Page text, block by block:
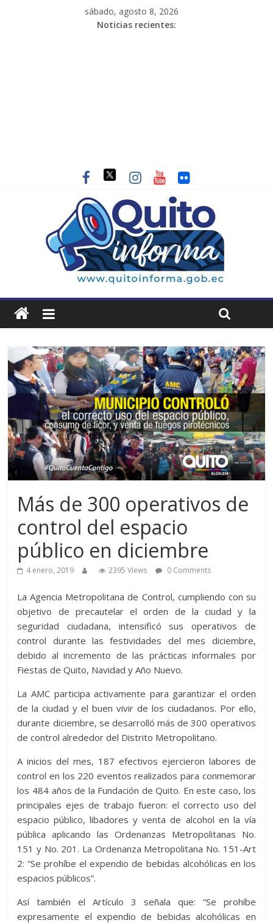
sábado, agosto 8, 2026
Noticias recientes:
Más de 300 operativos de
control del espacio
público en diciembre
4 enero, 2019 2395 Views 0 Comments
La Agencia Metropolitana de Control, cumpliendo con su
objetivo de precautelar el orden de la ciudad y la
seguridad ciudadana, intensificó sus operativos de
control durante las festividades del mes diciembre,
debido al incremento de las prácticas informales por
Fiestas de Quito, Navidad y Año Nuevo.
La AMC participa activamente para garantizar el orden
de la ciudad y el buen vivir de los ciudadanos. Por ello,
durante diciembre, se desarrolló más de 300 operativos
de control alrededor del Distrito Metropolitano.
A inicios del mes, 187 efectivos ejercieron labores de
control en los 220 eventos realizados para conmemorar
los 484 años de la Fundación de Quito. En este caso, los
principales ejes de trabajo fueron: el correcto uso del
espacio público, libadores y venta de alcohol en la vía
pública aplicando las Ordenanzas Metropolitanas No.
151 y No. 201. La Ordenanza Metropolitana No. 151-Art
2: “Se prohíbe el expendio de bebidas alcohólicas en los
espacios públicos”.
Así también el Artículo 3 señala que: “Se prohíbe
expresamente el expendio de bebidas alcohólicas en